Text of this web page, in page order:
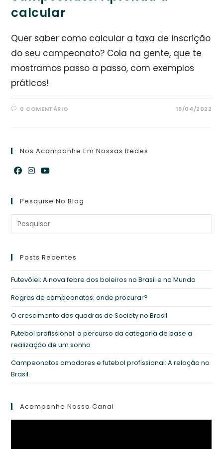
calcular
Quer saber como calcular a taxa de inscrição
do seu campeonato? Cola na gente, que te
mostramos passo a passo, com exemplos
práticos!
0 COMENTÁRIO 19/04/2022
Nos Acompanhe Em Nossas Redes
nova
aba
uma
nova
aba
nova
aba
Pesquise No Blog
Posts Recentes
Futevôlei: A nova febre dos boleiros no Brasil e no Mundo
Regras de campeonatos: onde procurar?
O crescimento das quadras de Society no Brasil
Futebol profissional: o percurso da categoria de base a
realização de um sonho
Campeonatos amadores e futebol profissional: A relação no
Brasil.
Acompanhe Nosso Canal